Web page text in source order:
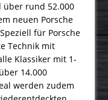
über rund 52.000
neuen Porsche
für Porsche
Technik mit
Klassiker mit 1-
14.000
werden zudem